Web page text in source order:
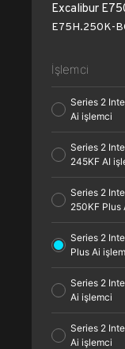
Excalibur
E75H.250K-
İşlemci
Series 2
Ai işlemci
Series 2
245KF AI
Series 2
250KF Plus
Series 2
Plus Ai
Series 2
Ai işlemci
Series 2
Ai işlemci